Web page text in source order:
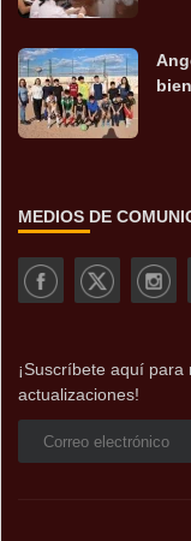
MEDIOS DE
¡Suscríbete aquí
actualizaciones!